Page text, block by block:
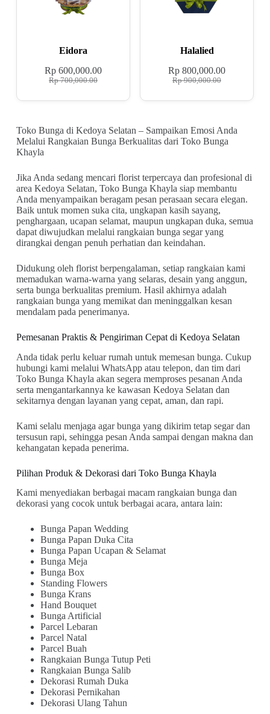
Eidora
Rp700,000.00
Rp600,000.00
Halalied
Rp900,000.00
Rp 800,000.00
Toko Bunga di Kedoya Selatan – Sampaikan Emosi Anda
Melalui Rangkaian Bunga Berkualitas dari Toko Bunga
Khayla
Jika Anda sedang mencari florist terpercaya dan profesional di
area Kedoya Selatan, Toko Bunga Khayla siap membantu
Anda menyampaikan beragam pesan perasaan secara elegan.
Baik untuk momen suka cita, ungkapan kasih sayang,
penghargaan, ucapan selamat, maupun ungkapan duka, semua
dapat diwujudkan melalui rangkaian bunga segar yang
dirangkai dengan penuh perhatian dan keindahan.
Didukung oleh florist berpengalaman, setiap rangkaian kami
memadukan warna-warna yang selaras, desain yang anggun,
serta bunga berkualitas premium. Hasil akhirnya adalah
rangkaian bunga yang memikat dan meninggalkan kesan
mendalam pada penerimanya.
Pemesanan Praktis & Pengiriman Cepat di Kedoya Selatan
Anda tidak perlu keluar rumah untuk memesan bunga. Cukup
hubungi kami melalui WhatsApp atau telepon, dan tim dari
Toko Bunga Khayla akan segera memproses pesanan Anda
serta mengantarkannya ke kawasan Kedoya Selatan dan
sekitarnya dengan layanan yang cepat, aman, dan rapi.
Kami selalu menjaga agar bunga yang dikirim tetap segar dan
tersusun rapi, sehingga pesan Anda sampai dengan makna dan
kehangatan kepada penerima.
Pilihan Produk & Dekorasi dari Toko Bunga Khayla
Kami menyediakan berbagai macam rangkaian bunga dan
dekorasi yang cocok untuk berbagai acara, antara lain:
Bunga Papan Wedding
Bunga Papan Duka Cita
Bunga Papan Ucapan & Selamat
Bunga Meja
Bunga Box
Standing Flowers
Bunga Krans
Hand Bouquet
Bunga Artificial
Parcel Lebaran
Parcel Natal
Parcel Buah
Rangkaian Bunga Tutup Peti
Rangkaian Bunga Salib
Dekorasi Rumah Duka
Dekorasi Pernikahan
Dekorasi Ulang Tahun